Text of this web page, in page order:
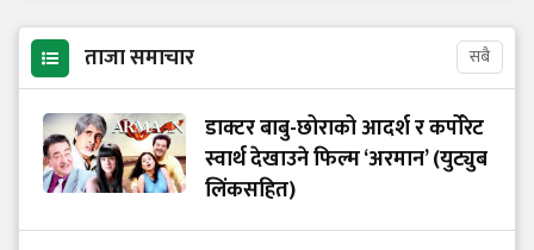
ताजा समाचार सबै
डाक्टर बाबु-छोराको आदर्श र कर्पोरेट
स्वार्थ देखाउने फिल्म ‘अरमान’ (युट्युब
लिंकसहित)